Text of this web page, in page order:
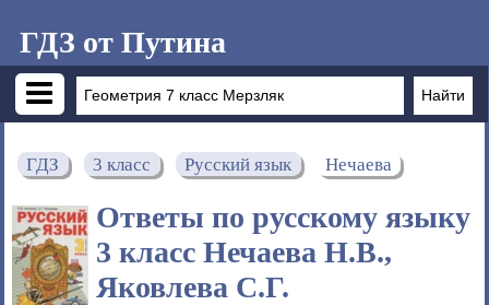
ГДЗ от Путина
ГДЗ 3 класс Русский язык Нечаева
Ответы по русскому языку
3 класс Нечаева Н.В.,
Яковлева С.Г.